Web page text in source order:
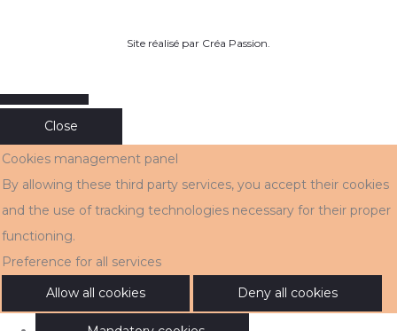
Site réalisé par Créa Passion
Close
Cookies management panel
By allowing these third party services, you accept their cookies
and the use of tracking technologies necessary for their proper
functioning.
Preference for all services
Allow all cookies
Deny all cookies